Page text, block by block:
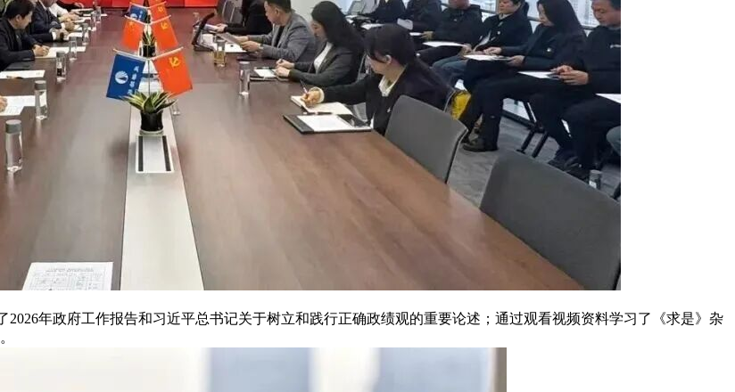
2026年政府工作报告和习近平总书记关于树立和践行正确政绩观的重要论述；通过观看视频资料学习了《求是》杂